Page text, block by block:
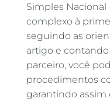
Simples Nacional
complexo à
seguindo as
artigo e
parceiro, você
procedimentos
garantindo